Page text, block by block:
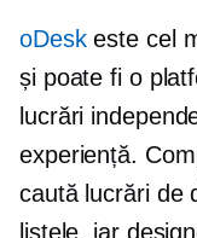
oDeskeste cel
și poate fi o
lucrări
experiență.
caută lucrări de
listele, iar